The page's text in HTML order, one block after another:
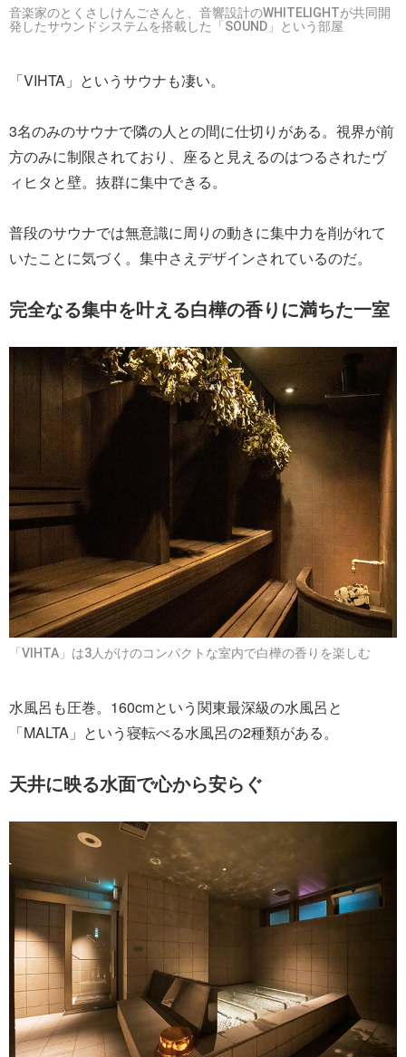
音楽家のとくさしけんごさんと、音響設計のWHITELIGHTが共同開
発したサウンドシステムを搭載した「SOUND」という部屋
「VIHTA」というサウナも凄い。
3名のみのサウナで隣の人との間に仕切りがある。視界が前
方のみに制限されており、座ると見えるのはつるされたヴ
ィヒタと壁。抜群に集中できる。
普段のサウナでは無意識に周りの動きに集中力を削がれて
いたことに気づく。集中さえデザインされているのだ。
完全なる集中を叶える白樺の香りに満ちた一室
「VIHTA」は3人がけのコンパクトな室内で白樺の香りを楽しむ
水風呂も圧巻。160cmという関東最深級の水風呂と
「MALTA」という寝転べる水風呂の2種類がある。
天井に映る水面で心から安らぐ